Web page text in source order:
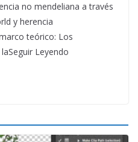
no mendeliana a través
y herencia
teórico: Los
Leyendo